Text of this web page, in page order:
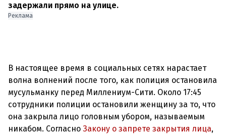
задержали прямо на улице.
Реклама
В настоящее время в социальных сетях нарастает
волна волнений после того, как полиция остановила
мусульманку перед Миллениум-Сити. Около 17:45
сотрудники полиции остановили женщину за то, что
она закрыла лицо головным убором, называемым
никабом. Согласно Закону о запрете закрытия лица,